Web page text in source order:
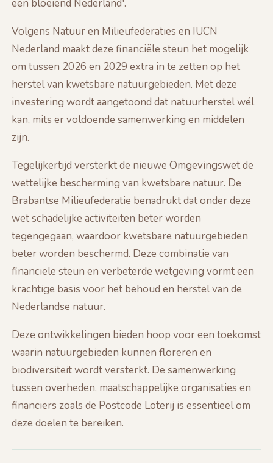
een bloeiend Nederland'.
Volgens Natuur en Milieufederaties en IUCN
Nederland maakt deze financiële steun het mogelijk
om tussen 2026 en 2029 extra in te zetten op het
herstel van kwetsbare natuurgebieden. Met deze
investering wordt aangetoond dat natuurherstel wél
kan, mits er voldoende samenwerking en middelen
zijn.
Tegelijkertijd versterkt de nieuwe Omgevingswet de
wettelijke bescherming van kwetsbare natuur. De
Brabantse Milieufederatie benadrukt dat onder deze
wet schadelijke activiteiten beter worden
tegengegaan, waardoor kwetsbare natuurgebieden
beter worden beschermd. Deze combinatie van
financiële steun en verbeterde wetgeving vormt een
krachtige basis voor het behoud en herstel van de
Nederlandse natuur.
Deze ontwikkelingen bieden hoop voor een toekomst
waarin natuurgebieden kunnen floreren en
biodiversiteit wordt versterkt. De samenwerking
tussen overheden, maatschappelijke organisaties en
financiers zoals de Postcode Loterij is essentieel om
deze doelen te bereiken.